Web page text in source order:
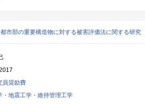
市部の重要構造物に対する被害評価法に関する研究
員奨励費
・地震工学・維持管理工学